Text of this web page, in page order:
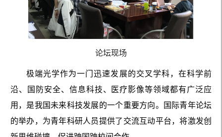
论坛现场
极端光学作为一门迅速发展的交叉学科，在科学前
沿、国防安全、信息科技、医疗影像等领域都有广泛应
用，是我国未来科技发展的一个重要方向。国际青年论坛
的举办，为青年科研人员提供了交流互动平台，将激发创